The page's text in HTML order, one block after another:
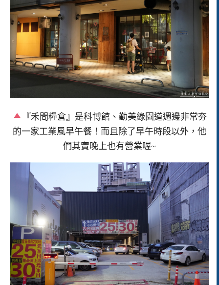
『禾間糧倉』是科博館、勤美綠園道週邊非常夯
的一家工業風早午餐！而且除了早午時段以外，他
們其實晚上也有營業喔~